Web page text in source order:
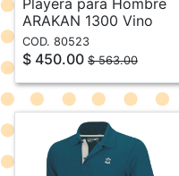
Playera para Hombre
ARAKAN 1300 Vino
COD. 80523
$ 450.00 $ 563.00